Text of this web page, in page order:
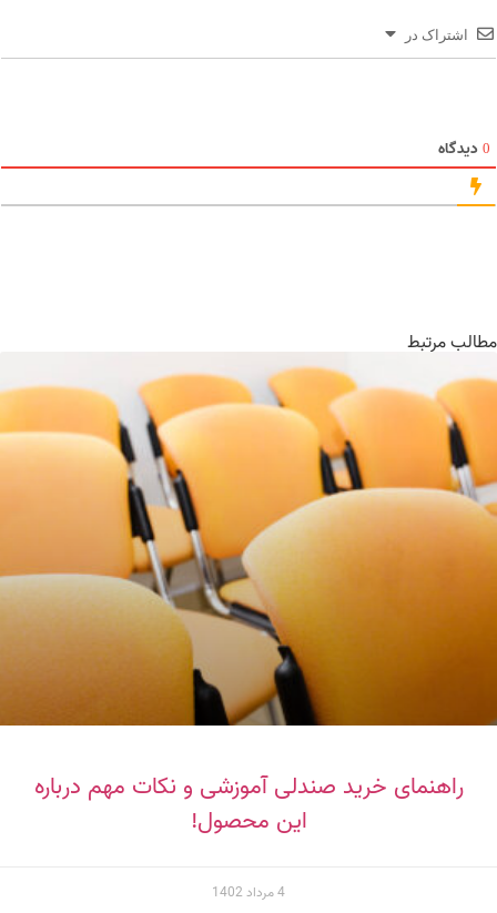
اشتراک در
دیدگاه
مرتبط
راهنمای خرید صندلی آموزشی و نکات مهم درباره
این محصول!